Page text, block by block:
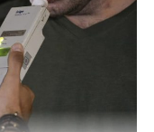
din fața Catedralei
Treime” din Blaj;